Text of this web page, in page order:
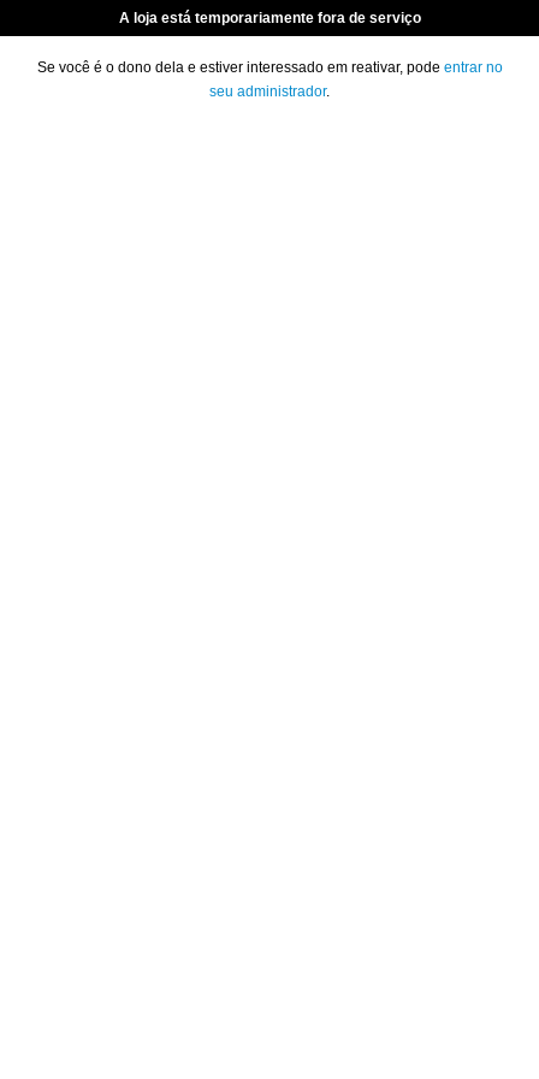
A loja está temporariamente fora de serviço
Se você é o dono dela e estiver interessado em reativar, pode entrar no
seu administrador.